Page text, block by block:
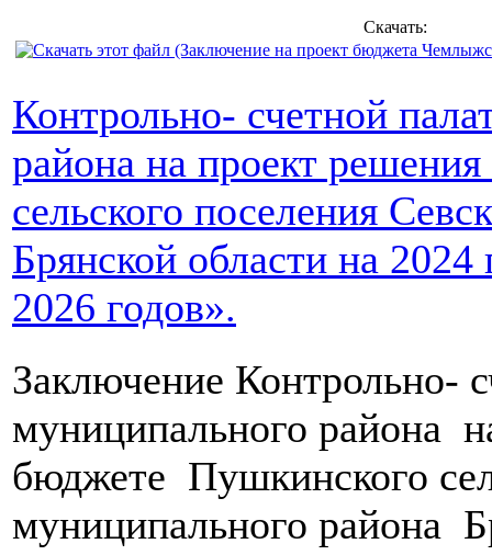
Скачать:
Контрольно- счетной
района на проект
сельского поселения
Брянской области на
2026 годов».
Заключение Контрольно-
муниципального района
бюджете Пушкинского
муниципального района